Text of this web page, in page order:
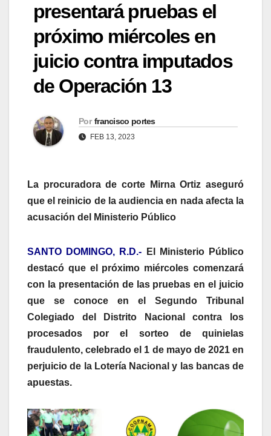
presentará pruebas el
próximo miércoles en
juicio contra imputados
de Operación 13
Por francisco portes
FEB 13, 2023
La procuradora de corte Mirna Ortiz aseguró
que el reinicio de la audiencia en nada afecta la
acusación del Ministerio Público
SANTO DOMINGO, R.D.-
El Ministerio Público
destacó que el próximo miércoles comenzará
con la presentación de las pruebas en el juicio
que se conoce en el Segundo Tribunal
Colegiado del Distrito Nacional contra los
procesados por el sorteo de quinielas
fraudulento, celebrado el 1 de mayo de 2021 en
perjuicio de la Lotería Nacional y las bancas de
apuestas.